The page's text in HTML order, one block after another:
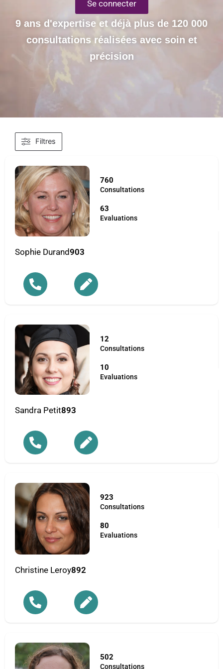
Se connecter
9 ans d'expertise et déjà plus de 120 000
consultations réalisées avec soin et
précision
Filtres
760
Consultations
63
Evaluations
Sophie Durand903
12
Consultations
10
Evaluations
Sandra Petit893
923
Consultations
80
Evaluations
Christine Leroy892
502
Consultations